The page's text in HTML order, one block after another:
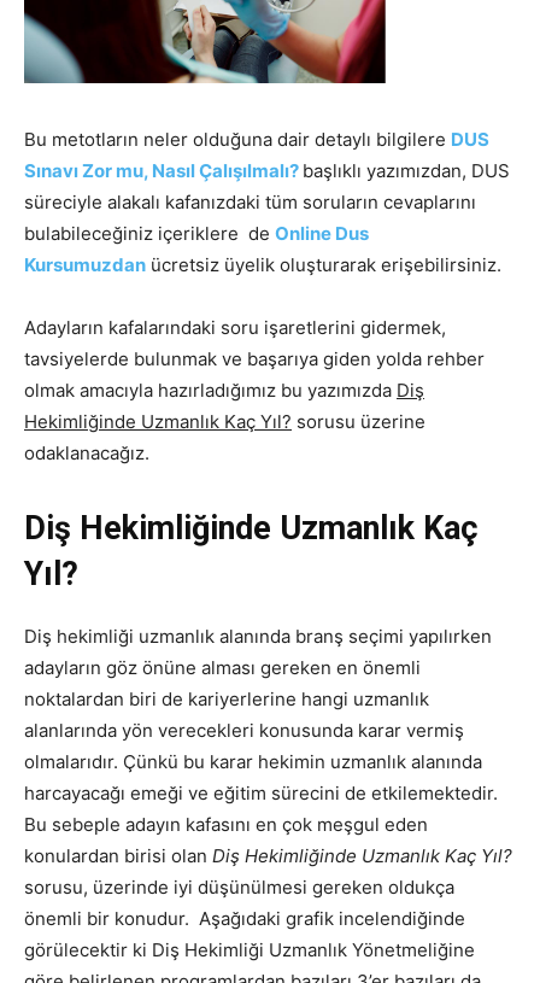
Bu metotların neler olduğuna dair detaylı bilgilere DUS
Sınavı Zor mu, Nasıl Çalışılmalı? başlıklı yazımızdan, DUS
süreciyle alakalı kafanızdaki tüm soruların cevaplarını
bulabileceğiniz içeriklere de Online Dus
Kursumuzdan ücretsiz üyelik oluşturarak erişebilirsiniz.
Adayların kafalarındaki soru işaretlerini gidermek,
tavsiyelerde bulunmak ve başarıya giden yolda rehber
olmak amacıyla hazırladığımız bu yazımızda Diş
Hekimliğinde Uzmanlık Kaç Yıl? sorusu üzerine
odaklanacağız.
Diş Hekimliğinde Uzmanlık Kaç
Yıl?
Diş hekimliği uzmanlık alanında branş seçimi yapılırken
adayların göz önüne alması gereken en önemli
noktalardan biri de kariyerlerine hangi uzmanlık
alanlarında yön verecekleri konusunda karar vermiş
olmalarıdır. Çünkü bu karar hekimin uzmanlık alanında
harcayacağı emeği ve eğitim sürecini de etkilemektedir.
Bu sebeple adayın kafasını en çok meşgul eden
konulardan birisi olan Diş Hekimliğinde Uzmanlık Kaç Yıl?
sorusu, üzerinde iyi düşünülmesi gereken oldukça
önemli bir konudur. Aşağıdaki grafik incelendiğinde
görülecektir ki Diş Hekimliği Uzmanlık Yönetmeliğine